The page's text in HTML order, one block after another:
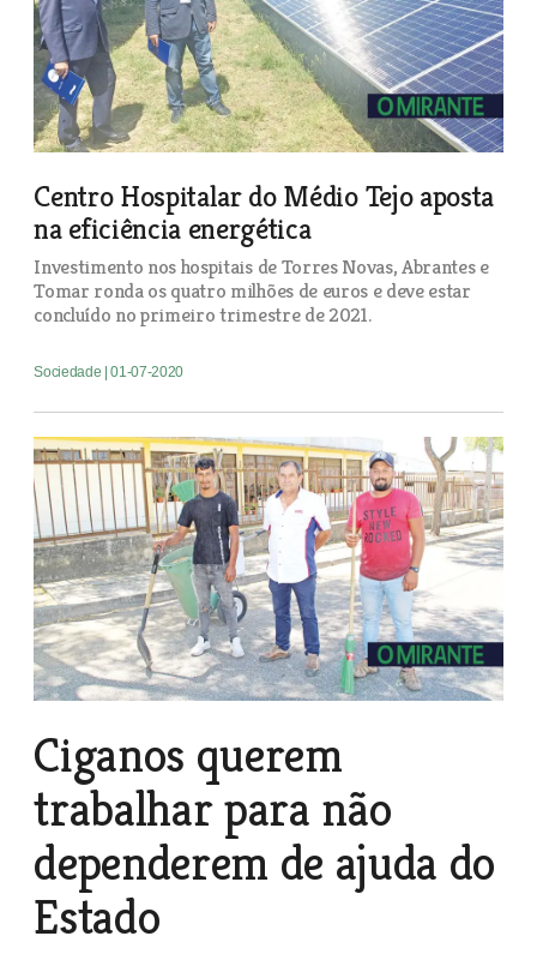
Centro Hospitalar do Médio Tejo aposta
na eficiência energética
Investimento nos hospitais de Torres Novas, Abrantes e
Tomar ronda os quatro milhões de euros e deve estar
concluído no primeiro trimestre de 2021.
Sociedade | 01-07-2020
Ciganos querem
trabalhar para não
dependerem de ajuda do
Estado